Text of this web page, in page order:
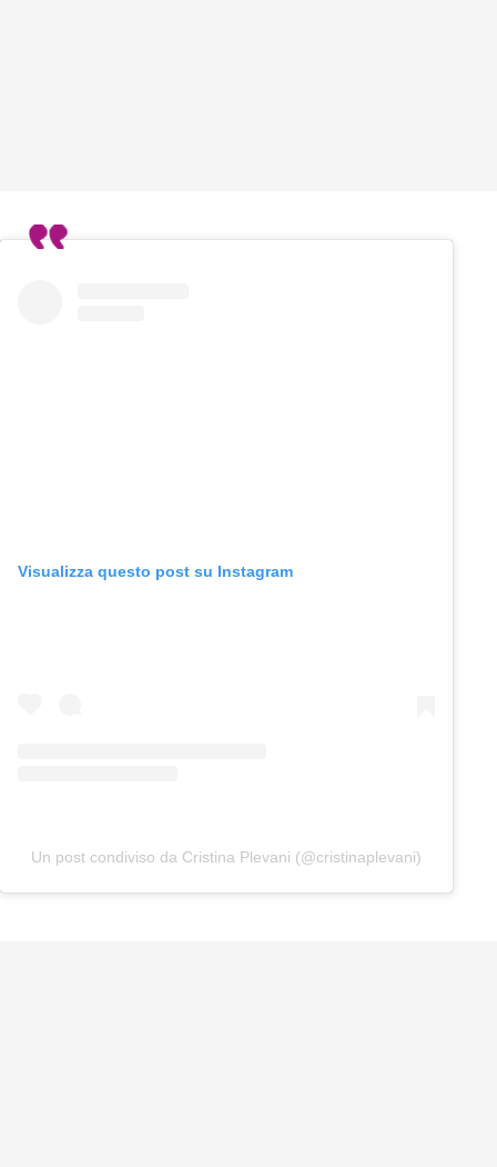
Visualizza questo post su Instagram
Un post condiviso da Cristina Plevani (@cristinaplevani)